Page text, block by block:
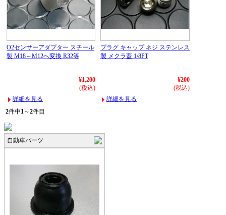
O2センサーアダプター スチール
製 M18～M12へ変換 R32等
¥1,200
(税込)
詳細を見る
プラグ キャップ ネジ ステンレス
製 メクラ蓋 1/8PT
¥200
(税込)
詳細を見る
2件中1～2件目
自動車パーツ